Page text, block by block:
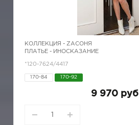
КОЛЛЕКЦИЯ - ZAСОНЯ
ПЛАТЬЕ - ИНОСКАЗАНИЕ
*120-7624/4417
170-84 170-92
9 970 руб